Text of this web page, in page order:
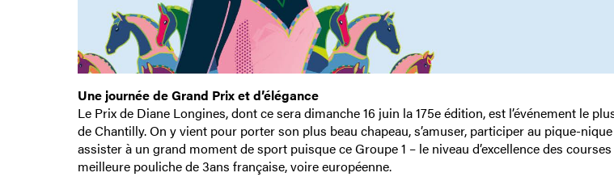
Une journée de Grand Prix et d’élégance
Le Prix de Diane Longines, dont ce sera dimanche 16 juin la 175e édition, est l’événement le
de Chantilly. On y vient pour porter son plus beau chapeau, s’amuser, participer au pique-
assister à un grand moment de sport puisque ce Groupe 1 – le niveau d’excellence des
meilleure pouliche de 3ans française, voire européenne.